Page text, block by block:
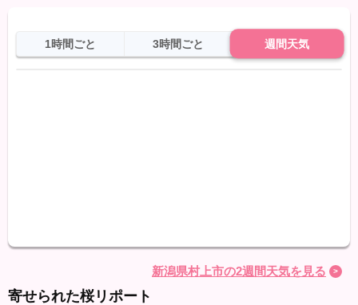
1時間ごと 3時間ごと 週間天気
新潟県村上市の2週間天気を見る
寄せられた桜リポート